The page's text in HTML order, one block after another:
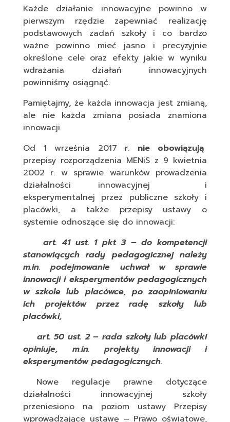
Każde działanie innowacyjne powinno w
pierwszym rzędzie zapewniać realizację
podstawowych zadań szkoły i co bardzo
ważne powinno mieć jasno i precyzyjnie
określone cele oraz efekty jakie w wyniku
wdrażania działań innowacyjnych
powinniśmy osiągnąć.
Pamiętajmy, że każda innowacja jest zmianą,
ale nie każda zmiana posiada znamiona
innowacji.
Od 1 września 2017 r. nie obowiązują
przepisy rozporządzenia MENiS z 9 kwietnia
2002 r. w sprawie warunków prowadzenia
działalności innowacyjnej i
eksperymentalnej przez publiczne szkoły i
placówki, a także przepisy ustawy o
systemie odnoszące się do innowacji:
art. 41 ust. 1 pkt 3 – do kompetencji
stanowiących rady pedagogicznej należy
m.in. podejmowanie uchwał w sprawie
innowacji i eksperymentów pedagogicznych
w szkole lub placówce, po zaopiniowaniu
ich projektów przez radę szkoły lub
placówki,
art. 50 ust. 2 – rada szkoły lub placówki
opiniuje, m.in. projekty innowacji i
eksperymentów pedagogicznych.
Nowe regulacje prawne dotyczące
działalności innowacyjnej szkoły
przeniesiono na poziom ustawy Przepisy
wprowadzające ustawę – Prawo oświatowe,